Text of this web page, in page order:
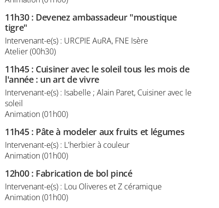
11h30: Devenez ambassadeur "moustique
tigre"
Intervenant-e(s) : URCPIE AuRA, FNE Isère
Atelier (00h30)
11h45: Cuisiner avec le soleil tous les mois de
l'année : un art de vivre
Intervenant-e(s) : Isabelle ; Alain Paret, Cuisiner avec le
soleil
Animation (01h00)
11h45: Pâte à modeler aux fruits et légumes
Intervenant-e(s) : L'herbier à couleur
Animation (01h00)
12h00: Fabrication de bol pincé
Intervenant-e(s) : Lou Oliveres et Z céramique
Animation (01h00)